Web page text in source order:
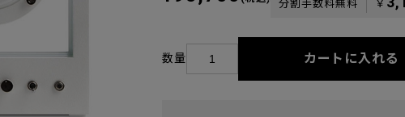
分割手数料無料
￥
数量 カートに入れる